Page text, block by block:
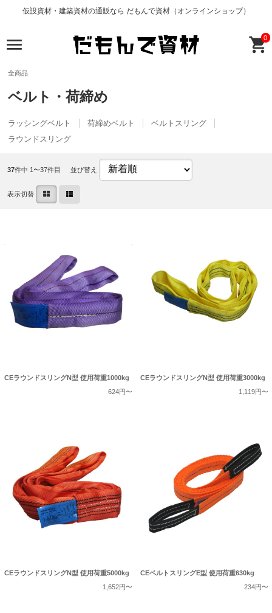
仮設資材・建築資材の通販なら だもんで資材（オンラインショップ）
0
全商品
ベルト・荷締め
ラッシングベルト 荷締めベルト
ベルトスリング
ラウンドスリング
37件中 1〜37件目 並び替え
表示切替
CEラウンドスリングN型 使用荷重1000kg
624円〜
CEラウンドスリングN型 使用荷重3000kg
1,119円〜
CEラウンドスリングN型 使用荷重5000kg
1,652円〜
CEベルトスリングE型 使用荷重630kg
234円〜